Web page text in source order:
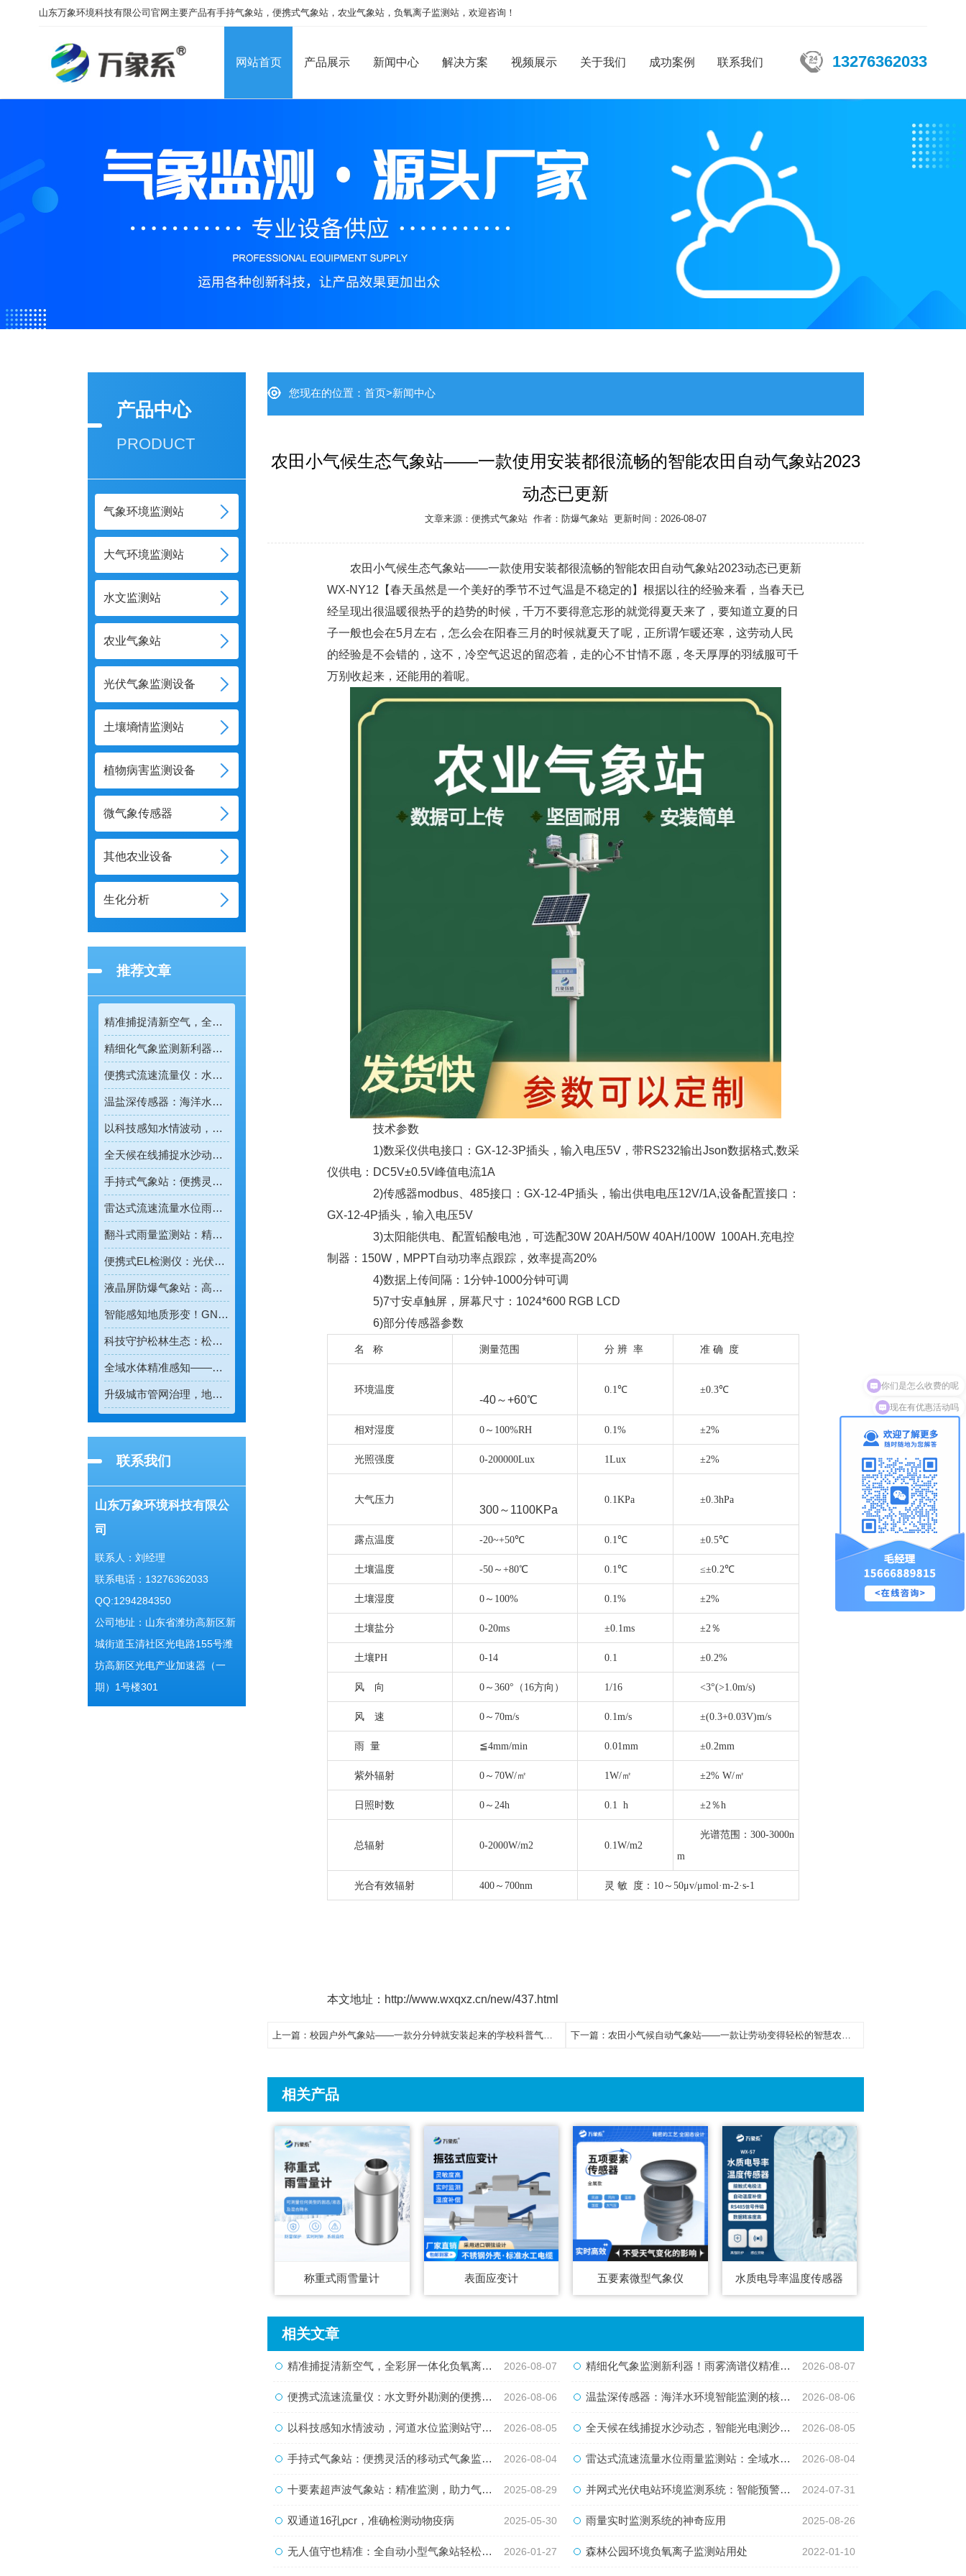
山东万象环境科技有限公司官网主要产品有手持气象站，便携式气象站，农业气象站，负氧离子监测站，欢迎咨询！
13276362033
网站首页 产品展示 新闻中心 解决方案 视频展示 关于我们 成功案例 联系我们
产品中心
PRODUCT
气象环境监测站
大气环境监测站
水文监测站
农业气象站
光伏气象监测设备
土壤墒情监测站
植物病害监测设备
微气象传感器
其他农业设备
生化分析
推荐文章
精准捕捉清新空气，全彩屏一体化负氧离子监测站量化生态优势
精细化气象监测新利器！雨雾滴谱仪精准识别各类雨雪雾天气
便携式流速流量仪：水文野外勘测的便携智能检测利器
温盐深传感器：海洋水环境智能监测的核心感知设备
以科技感知水情波动，河道水位监测站守护流域河道安全
全天候在线捕捉水沙动态，智能光电测沙仪守护水域水沙安全
手持式气象站：便携灵活的移动式气象监测智能设备
雷达式流速流量水位雨量监测站：全域水文智慧监测一体化设备
翻斗式雨量监测站：精准把控雨情的水利水文监测设备
便携式EL检测仪：光伏组件隐形缺陷的移动检测利器
液晶屏防爆气象站：高危场景专用的智能化气象监测设备
智能感知地质形变！GNSS位移监测系统守护全域地质安全
科技守护松林生态：松材线虫病检测仪助力林业精准防疫
全域水体精准感知——多普勒流速仪重塑水流测速新模式
升级城市管网治理，地下管网水文监测系统实现精细化管控
联系我们
山东万象环境科技有限公
司
联系人：刘经理
联系电话：13276362033
QQ:1294284350
公司地址：山东省潍坊高新区新
城街道玉清社区光电路155号潍
坊高新区光电产业加速器（一
期）1号楼301
您现在的位置： 首页>新闻中心
农田小气候生态气象站——一款使用安装都很流畅的智能农田自动气象站2023
动态已更新
文章来源： 便携式气象站 作者： 防爆气象站 更新时间：2026-08-07
农田小气候生态气象站——一款使用安装都很流畅的智能农田自动气象站2023动态已更新
WX-NY12【春天虽然是一个美好的季节不过气温是不稳定的】根据以往的经验来看，当春天已
经呈现出很温暖很热乎的趋势的时候，千万不要得意忘形的就觉得夏天来了，要知道立夏的日
子一般也会在5月左右，怎么会在阳春三月的时候就夏天了呢，正所谓乍暖还寒，这劳动人民
的经验是不会错的，这不，冷空气迟迟的留恋着，走的心不甘情不愿，冬天厚厚的羽绒服可千
万别收起来，还能用的着呢。
技术参数
1)数采仪供电接口：GX-12-3P插头，输入电压5V，带RS232输出Json数据格式,数采
仪供电：DC5V±0.5V峰值电流1A
2)传感器modbus、485接口：GX-12-4P插头，输出供电电压12V/1A,设备配置接口：
GX-12-4P插头，输入电压5V
3)太阳能供电、配置铅酸电池，可选配30W 20AH/50W 40AH/100W 100AH.充电控
制器：150W，MPPT自动功率点跟踪，效率提高20%
4)数据上传间隔：1分钟-1000分钟可调
5)7寸安卓触屏，屏幕尺寸：1024*600 RGB LCD
6)部分传感器参数
名 称 测量范围 分 辨 率 准 确 度
环境温度
-40～+60℃
0.1℃ ±0.3℃
相对湿度 0～100%RH 0.1% ±2%
光照强度 0-200000Lux 1Lux ±2%
大气压力
300～1100KPa
0.1KPa ±0.3hPa
露点温度 -20~+50℃ 0.1℃ ±0.5℃
土壤温度 -50～+80℃ 0.1℃ ≤±0.2℃
土壤湿度 0～100% 0.1% ±2%
土壤盐分 0-20ms ±0.1ms ±2％
土壤PH 0-14 0.1 ±0.2%
风 向 0～360°（16方向） 1/16 <3°(>1.0m/s)
风 速 0～70m/s 0.1m/s ±(0.3+0.03V)m/s
雨 量 ≦4mm/min 0.01mm ±0.2mm
紫外辐射 0～70W/㎡ 1W/㎡ ±2% W/㎡
日照时数 0～24h 0.1 h ±2％h
总辐射 0-2000W/m2 0.1W/m2
光谱范围： 300-3000n
m
光合有效辐射 400～700nm 灵 敏 度：10～50μv/μmol·m-2·s-1
本文地址：http://www.wxqxz.cn/new/437.html
上一篇： 校园户外气象站——一款分分钟就安装起来的学校科普气象站2023新闻已更新 下一篇： 农田小气候自动气象站——一款让劳动变得轻松的智慧农业气象监测系统2023新闻已更新
相关产品
称重式雨雪量计 表面应变计 五要素微型气象仪 水质电导率温度传感器
相关文章
精准捕捉清新空气，全彩屏一体化负氧离子监测站量化生态优势 2026-08-07 精细化气象监测新利器！雨雾滴谱仪精准识别各类雨雪雾天气 2026-08-07
便携式流速流量仪：水文野外勘测的便携智能检测利器 2026-08-06 温盐深传感器：海洋水环境智能监测的核心感知设备 2026-08-06
以科技感知水情波动，河道水位监测站守护流域河道安全 2026-08-05 全天候在线捕捉水沙动态，智能光电测沙仪守护水域水沙安全 2026-08-05
手持式气象站：便携灵活的移动式气象监测智能设备 2026-08-04 雷达式流速流量水位雨量监测站：全域水文智慧监测一体化设备 2026-08-04
十要素超声波气象站：精准监测，助力气象研究与环境保护 2025-08-29 并网式光伏电站环境监测系统：智能预警，为光伏电站保驾护航 2024-07-31
双通道16孔pcr，准确检测动物疫病 2025-05-30 雨量实时监测系统的神奇应用 2025-08-26
无人值守也精准：全自动小型气象站轻松应对各类气象问题 2026-01-27 森林公园环境负氧离子监测站用处 2022-01-10